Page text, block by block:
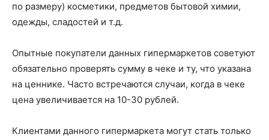
по размеру) косметики, предметов бытовой химии,
одежды, сладостей и т.д.
Опытные покупатели данных гипермаркетов советуют
обязательно проверять сумму в чеке и ту, что указана
на ценнике. Часто встречаются случаи, когда в чеке
цена увеличивается на 10-30 рублей.
Клиентами данного гипермаркета могут стать только